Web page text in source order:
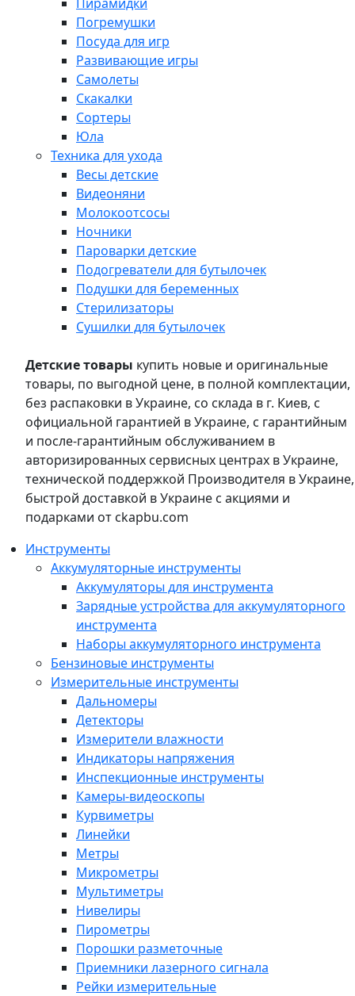
Погремушки
Посуда для игр
Развивающие игры
Самолеты
Скакалки
Сортеры
Юла
Техника для ухода
Весы детские
Видеоняни
Молокоотсосы
Ночники
Пароварки детские
Подогреватели для бутылочек
Подушки для беременных
Стерилизаторы
Сушилки для бутылочек
Детские товары купить новые и оригинальные
товары, по выгодной цене, в полной комплектации,
без распаковки в Украине, со склада в г. Киев, с
официальной гарантией в Украине, с гарантийным
и после-гарантийным обслуживанием в
авторизированных сервисных центрах в Украине,
технической поддержкой Производителя в Украине,
быстрой доставкой в Украине с акциями и
подарками от ckapbu.com
Инструменты
Аккумуляторные инструменты
Аккумуляторы для инструмента
Зарядные устройства для аккумуляторного
инструмента
Наборы аккумуляторного инструмента
Бензиновые инструменты
Измерительные инструменты
Дальномеры
Детекторы
Измерители влажности
Индикаторы напряжения
Инспекционные инструменты
Камеры-видеоскопы
Курвиметры
Линейки
Метры
Микрометры
Мультиметры
Нивелиры
Пирометры
Порошки разметочные
Приемники лазерного сигнала
Рейки измерительные